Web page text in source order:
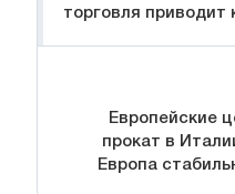
торговля приводит
Европейские
прокат в
Европа